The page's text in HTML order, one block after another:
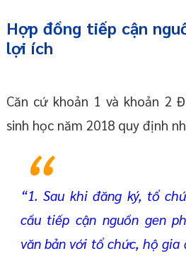
Hợp đồng tiếp cận
lợi ích
Căn cứ khoản 1 và khoản 2
sinh học năm 2018 quy định
“1. Sau khi đăng ký, tổ
cầu tiếp cận nguồn gen
văn bản với tổ chức, hộ gia